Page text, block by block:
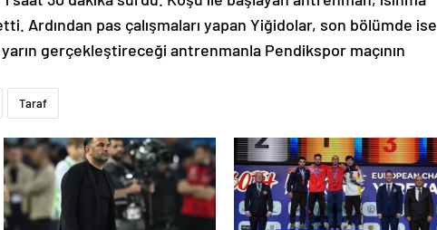
Ardından pas çalışmaları yapan Yiğidolar, son bölümde ise
gerçekleştireceği antrenmanla Pendikspor maçının
Taraf